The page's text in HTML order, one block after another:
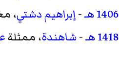
1406 هـ
-إبراهيم دشتي،
1418 هـ
-شاهندة، ممثلة